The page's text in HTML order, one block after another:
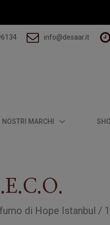
info@desaar.it
I NOSTRI MARCHI
di Hope Istanbul /